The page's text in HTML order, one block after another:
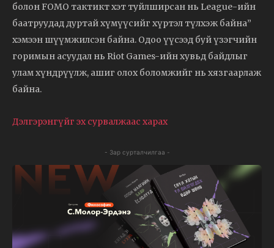
болон FOMO тактикт хэт туйлширсан нь League-ийн
баатруудад дуртай хүмүүсийг хүртэл түлхэж байна”
хэмээн шүүмжилсэн байна. Одоо үүсээд буй үзэгчийн
горимын асуудал нь Riot Games-ийн хувьд байдлыг
улам хүндрүүлж, ашиг олох боломжийг нь хязгаарлаж
байна.
Дэлгэрэнгүйг эх сурвалжаас харах
- Зар сурталчилгаа -